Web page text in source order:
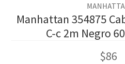
Manhattan 354875
C-c 2m Negro
$86